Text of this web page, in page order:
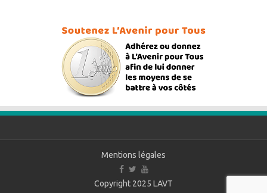
Mentions légales
Copyright 2025 LAVT